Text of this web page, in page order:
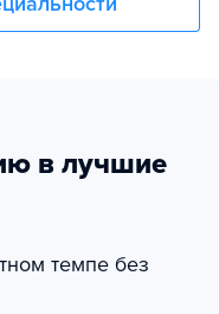
в лучшие
темпе без